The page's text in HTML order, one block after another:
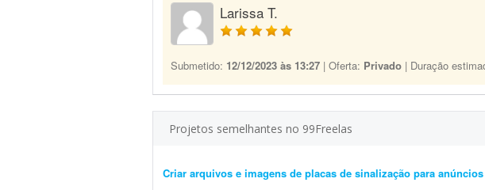
Larissa T.
Submetido: 12/12/2023 às 13:27 | Oferta: Privado | Duração
Projetos semelhantes no 99Freelas
Criar arquivos e imagens de placas de sinalização para anúncios